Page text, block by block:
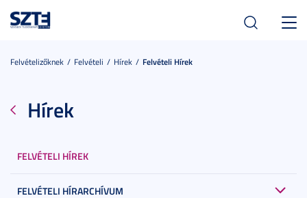
Felvételizőknek Felvételi Hírek Felvételi Hírek
Hírek
FELVÉTELI HÍREK
FELVÉTELI HÍRARCHÍVUM